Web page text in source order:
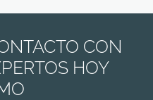
CON
HOY